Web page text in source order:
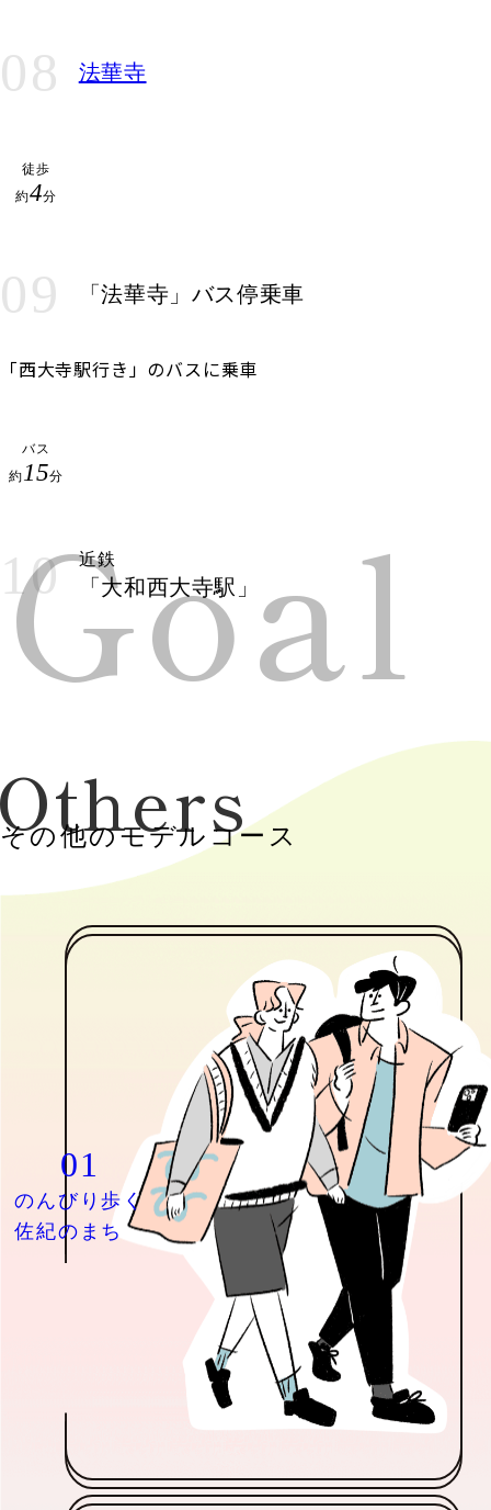
08 法華寺
徒歩
約4分
09 「法華寺」バス停乗車
「西大寺駅行き」のバスに乗車
バス
約15分
10 近鉄
「大和西大寺駅」
Goal
その他のモデルコース
01
のんびり歩く
佐紀のまち